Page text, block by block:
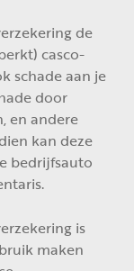
de
casco-
schade aan je
door
en andere
kan deze
bedrijfsauto
is
maken